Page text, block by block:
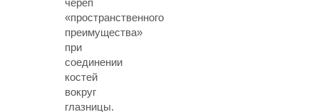
череп
«пространственного
преимущества»
при
соединении
костей
вокруг
глазницы.